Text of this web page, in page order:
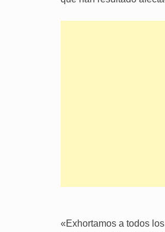
«Exhortamos a todos